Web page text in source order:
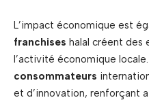
L’impact économique est
franchises halal créent des
l’activité économique
consommateurs
et d’innovation, renforçant